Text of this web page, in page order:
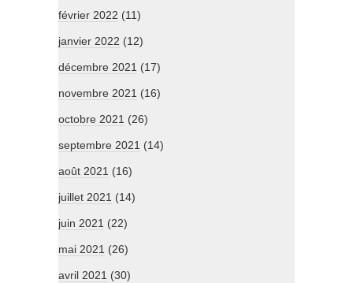
février 2022 (11)
janvier 2022 (12)
décembre 2021 (17)
novembre 2021 (16)
octobre 2021 (26)
septembre 2021 (14)
août 2021 (16)
juillet 2021 (14)
juin 2021 (22)
mai 2021 (26)
avril 2021 (30)